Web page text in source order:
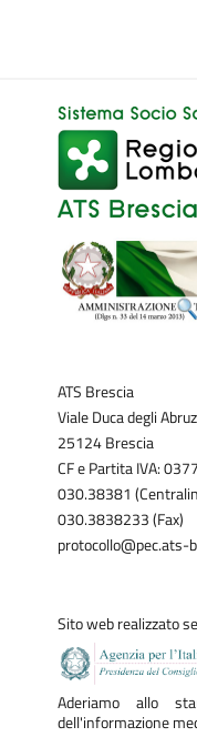
ATS Brescia
Viale Duca degli
25124 Brescia
CF e Partita IVA:
030.38381
030.3838233 (Fax)
protocollo@pec.ats-
Sito web realizzato
Aderiamo allo
dell'informazione